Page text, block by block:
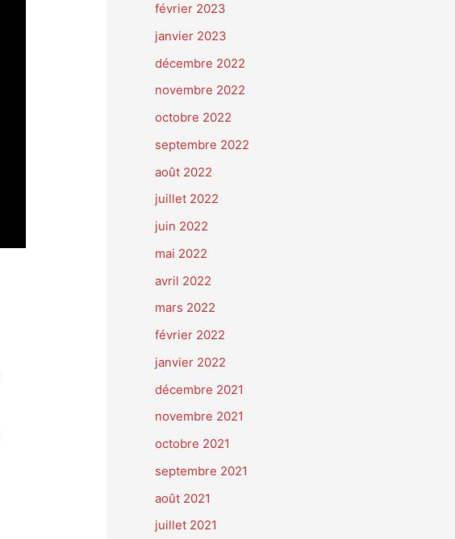
février 2023
janvier 2023
décembre 2022
novembre 2022
octobre 2022
septembre 2022
août 2022
juillet 2022
juin 2022
mai 2022
avril 2022
mars 2022
février 2022
janvier 2022
décembre 2021
novembre 2021
octobre 2021
septembre 2021
août 2021
juillet 2021